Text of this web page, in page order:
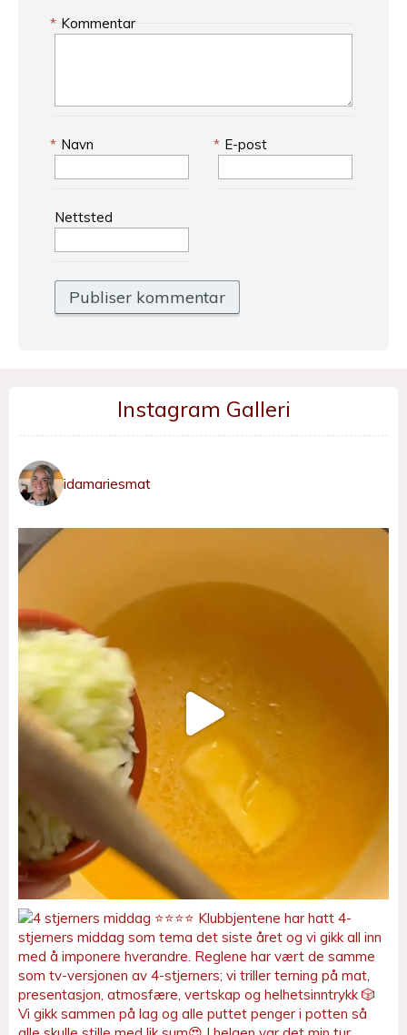
Kommentar
*
Navn
* E-post
*
Nettsted
Instagram Galleri
idamariesmat